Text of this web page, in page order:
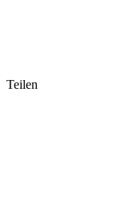
Teilen